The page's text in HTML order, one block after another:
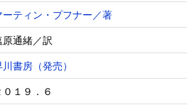
ーティン・プフナー／著
原通緒／訳
川書房（発売）
０１９．６